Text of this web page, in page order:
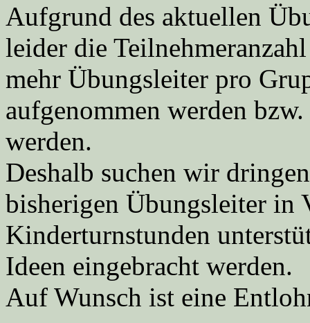
Aufgrund des aktuellen
leider die
mehr Übungsleiter pro
aufgenommen werden
werden.
Deshalb suchen wir
bisherigen Übungsleiter in
Kinderturnstunden
Ideen eingebracht werden.
Auf Wunsch ist eine